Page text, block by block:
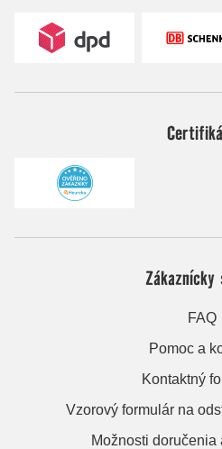
FAQ
Pomoc a
Kontaktný
Vzorový formulár na
Možnosti doručenia